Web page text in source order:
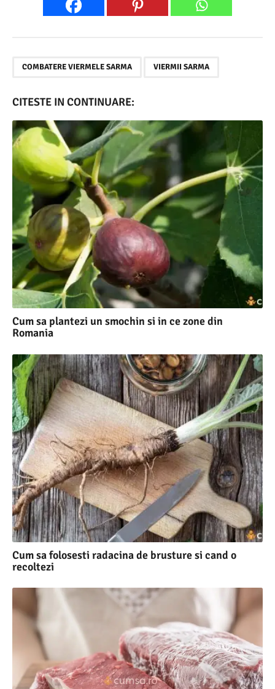
COMBATERE VIERMELE SARMA VIERMII SARMA
CITESTE IN CONTINUARE:
Cum sa plantezi un smochin si in ce zone din
Romania
Cum sa folosesti radacina de brusture si cand o
recoltezi